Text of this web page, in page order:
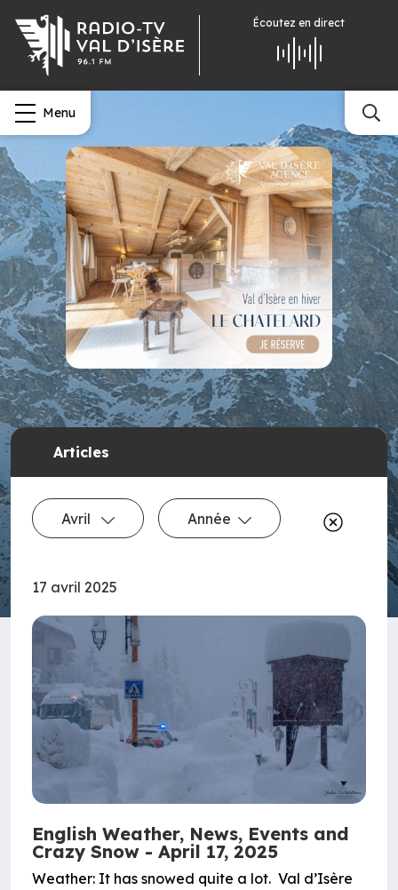
Écoutez en direct
Menu
Articles
Avril Année
17 avril 2025
English Weather, News, Events and
Crazy Snow - April 17, 2025
Weather: It has snowed quite a lot. Val d’Isère